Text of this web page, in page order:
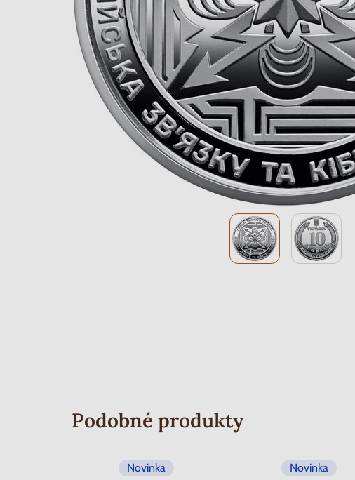
Podobné produkty
Novinka Novinka